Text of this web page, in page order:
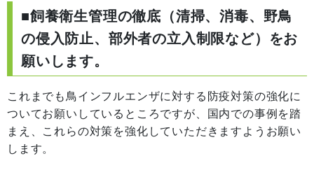
■飼養衛生管理の徹底（清掃、消毒、野鳥
の侵入防止、部外者の立入制限など）をお
願いします。
これまでも鳥インフルエンザに対する防疫対策の強化に
ついてお願いしているところですが、国内での事例を踏
まえ、これらの対策を強化していただきますようお願い
します。